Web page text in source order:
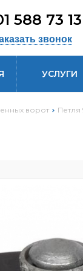
588 73 13
звонок
УСЛУГИ
ворот Петля